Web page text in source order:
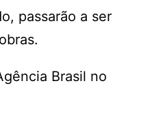
passarão a ser
Brasil no